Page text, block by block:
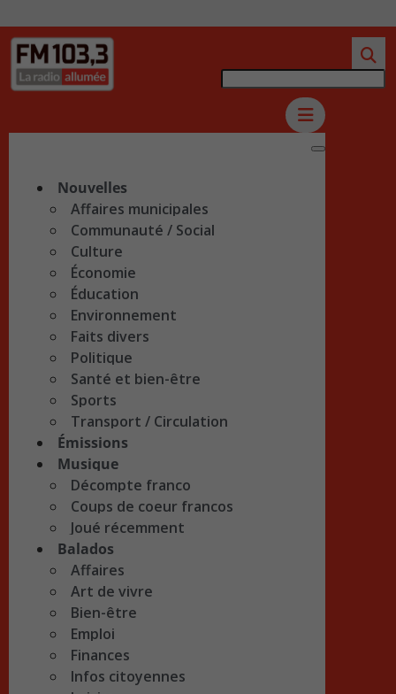
Nouvelles
Affaires municipales
Communauté / Social
Culture
Économie
Éducation
Environnement
Faits divers
Politique
Santé et bien-être
Sports
Transport / Circulation
Émissions
Musique
Décompte franco
Coups de coeur francos
Joué récemment
Balados
Affaires
Art de vivre
Bien-être
Emploi
Finances
Infos citoyennes